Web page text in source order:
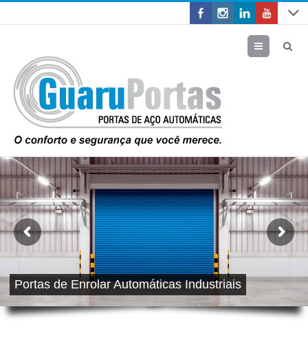
Menu
Portas de Enrolar Automáticas Industriais